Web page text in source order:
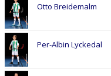
Otto Breidemalm
Per-Albin Lyckedal